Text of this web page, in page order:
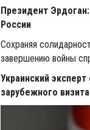
Президент
России
Сохраняя
завершению войны
Украинский
зарубежного